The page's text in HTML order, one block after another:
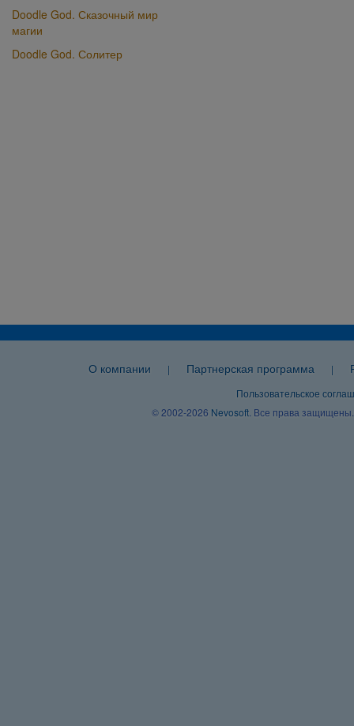
Doodle God. Сказочный мир
магии
Doodle God. Солитер
О компании | Партнерская программа |
Пользовательское
© 2002-2026 Nevosoft . Все права защищены